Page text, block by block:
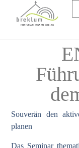
Souverän den
planen
Das Seminar